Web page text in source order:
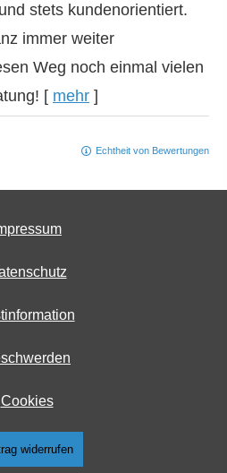
stets kundenorientiert.
immer weiter
Weg noch einmal vielen
[ mehr ]
Echtheit von Bewertungen
Cookies
widerrufen